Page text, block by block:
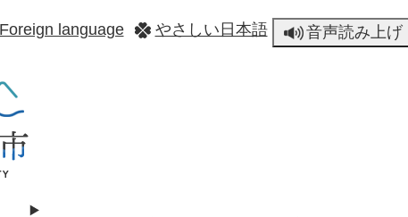
Foreign language やさしい日本語 音声読み上げ